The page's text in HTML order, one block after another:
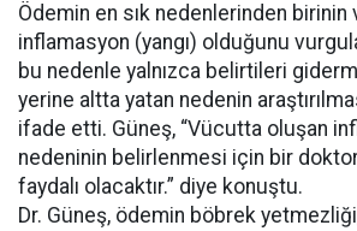
Ödemin en sık nedenlerinden
inflamasyon (yangı) olduğunu
bu nedenle yalnızca belirtileri
yerine altta yatan nedenin
ifade etti. Güneş, “Vücutta oluşan
nedeninin belirlenmesi için bir
faydalı olacaktır.” diye konuştu.
Dr. Güneş, ödemin böbrek